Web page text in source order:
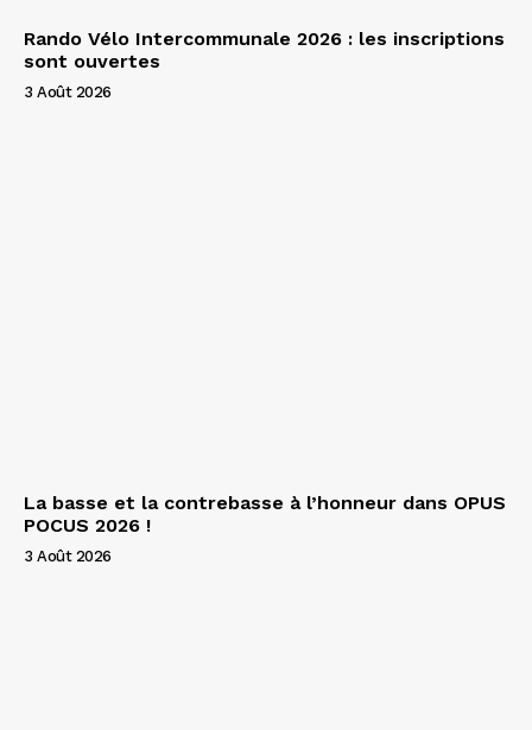
Rando Vélo Intercommunale 2026 : les inscriptions
sont ouvertes
3 Août 2026
La basse et la contrebasse à l’honneur dans OPUS
POCUS 2026 !
3 Août 2026